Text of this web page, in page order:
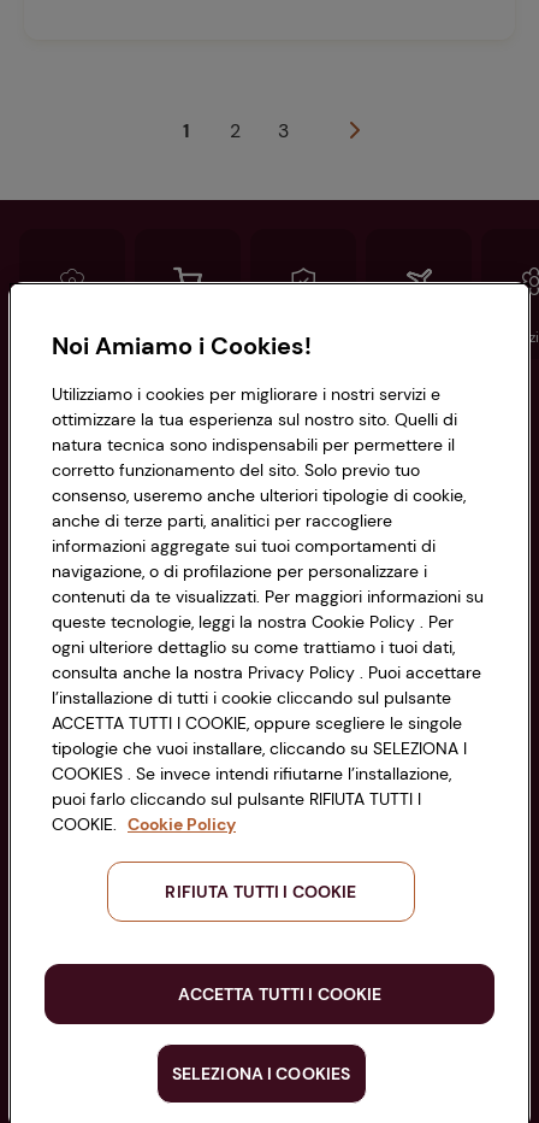
1 2 3
Conad Spesa online Assicurazioni
Informazioni
Privacy Policy
Cookie Policy
Impostazioni Cookie
Accessibilità
CONAD SOCIETÀ COOPERATIVA
Via Michelino, 59 | 40127 BOLOGNA
Codice Fiscale e Registro Imprese
di Bologna 00865960157
PARTITA IVA 03320960374
Servizio clienti
Seguici sui Social:
Noi Amiamo i Cookies!
Utilizziamo i cookies per migliorare i nostri servizi e
ottimizzare la tua esperienza sul nostro sito. Quelli di
natura tecnica sono indispensabili per permettere il
corretto funzionamento del sito. Solo previo tuo
consenso, useremo anche ulteriori tipologie di cookie,
anche di terze parti, analitici per raccogliere
informazioni aggregate sui tuoi comportamenti di
navigazione, o di profilazione per personalizzare i
contenuti da te visualizzati. Per maggiori informazioni su
queste tecnologie, leggi la nostra Cookie Policy . Per
ogni ulteriore dettaglio su come trattiamo i tuoi dati,
consulta anche la nostra Privacy Policy . Puoi accettare
l’installazione di tutti i cookie cliccando sul pulsante
ACCETTA TUTTI I COOKIE, oppure scegliere le singole
tipologie che vuoi installare, cliccando su SELEZIONA I
COOKIES . Se invece intendi rifiutarne l’installazione,
puoi farlo cliccando sul pulsante RIFIUTA TUTTI I
COOKIE. Cookie Policy
RIFIUTA TUTTI I COOKIE
ACCETTA TUTTI I COOKIE
SELEZIONA I COOKIES